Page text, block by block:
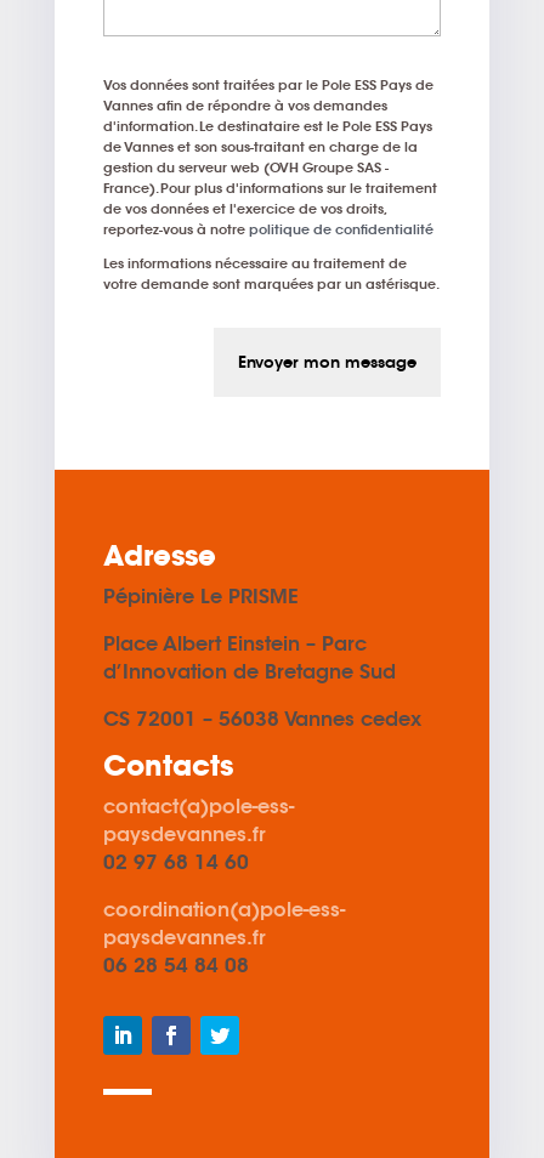
Vos données sont traitées par le Pole ESS Pays de
Vannes afin de répondre à vos demandes
d'information. Le destinataire est le Pole ESS Pays
de Vannes et son sous-traitant en charge de la
gestion du serveur web (OVH Groupe SAS -
France). Pour plus d'informations sur le traitement
de vos données et l'exercice de vos droits,
reportez-vous à notre politique de confidentialité
Les informations nécessaire au traitement de
votre demande sont marquées par un astérisque.
Envoyer mon message
Adresse
Pépinière Le PRISME
Place Albert Einstein – Parc
d’Innovation de Bretagne Sud
CS 72001 – 56038 Vannes cedex
Contacts
contact(a)pole-ess-
paysdevannes.fr
02 97 68 14 60
coordination(a)pole-ess-
paysdevannes.fr
06 28 54 84 08